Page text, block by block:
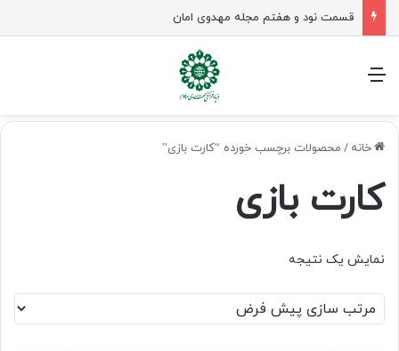
قسمت نود و هفتم مجله مهدوی امان
منو
خانه / محصولات برچسب خورده “کارت بازی”
کارت بازی
نمایش یک نتیجه